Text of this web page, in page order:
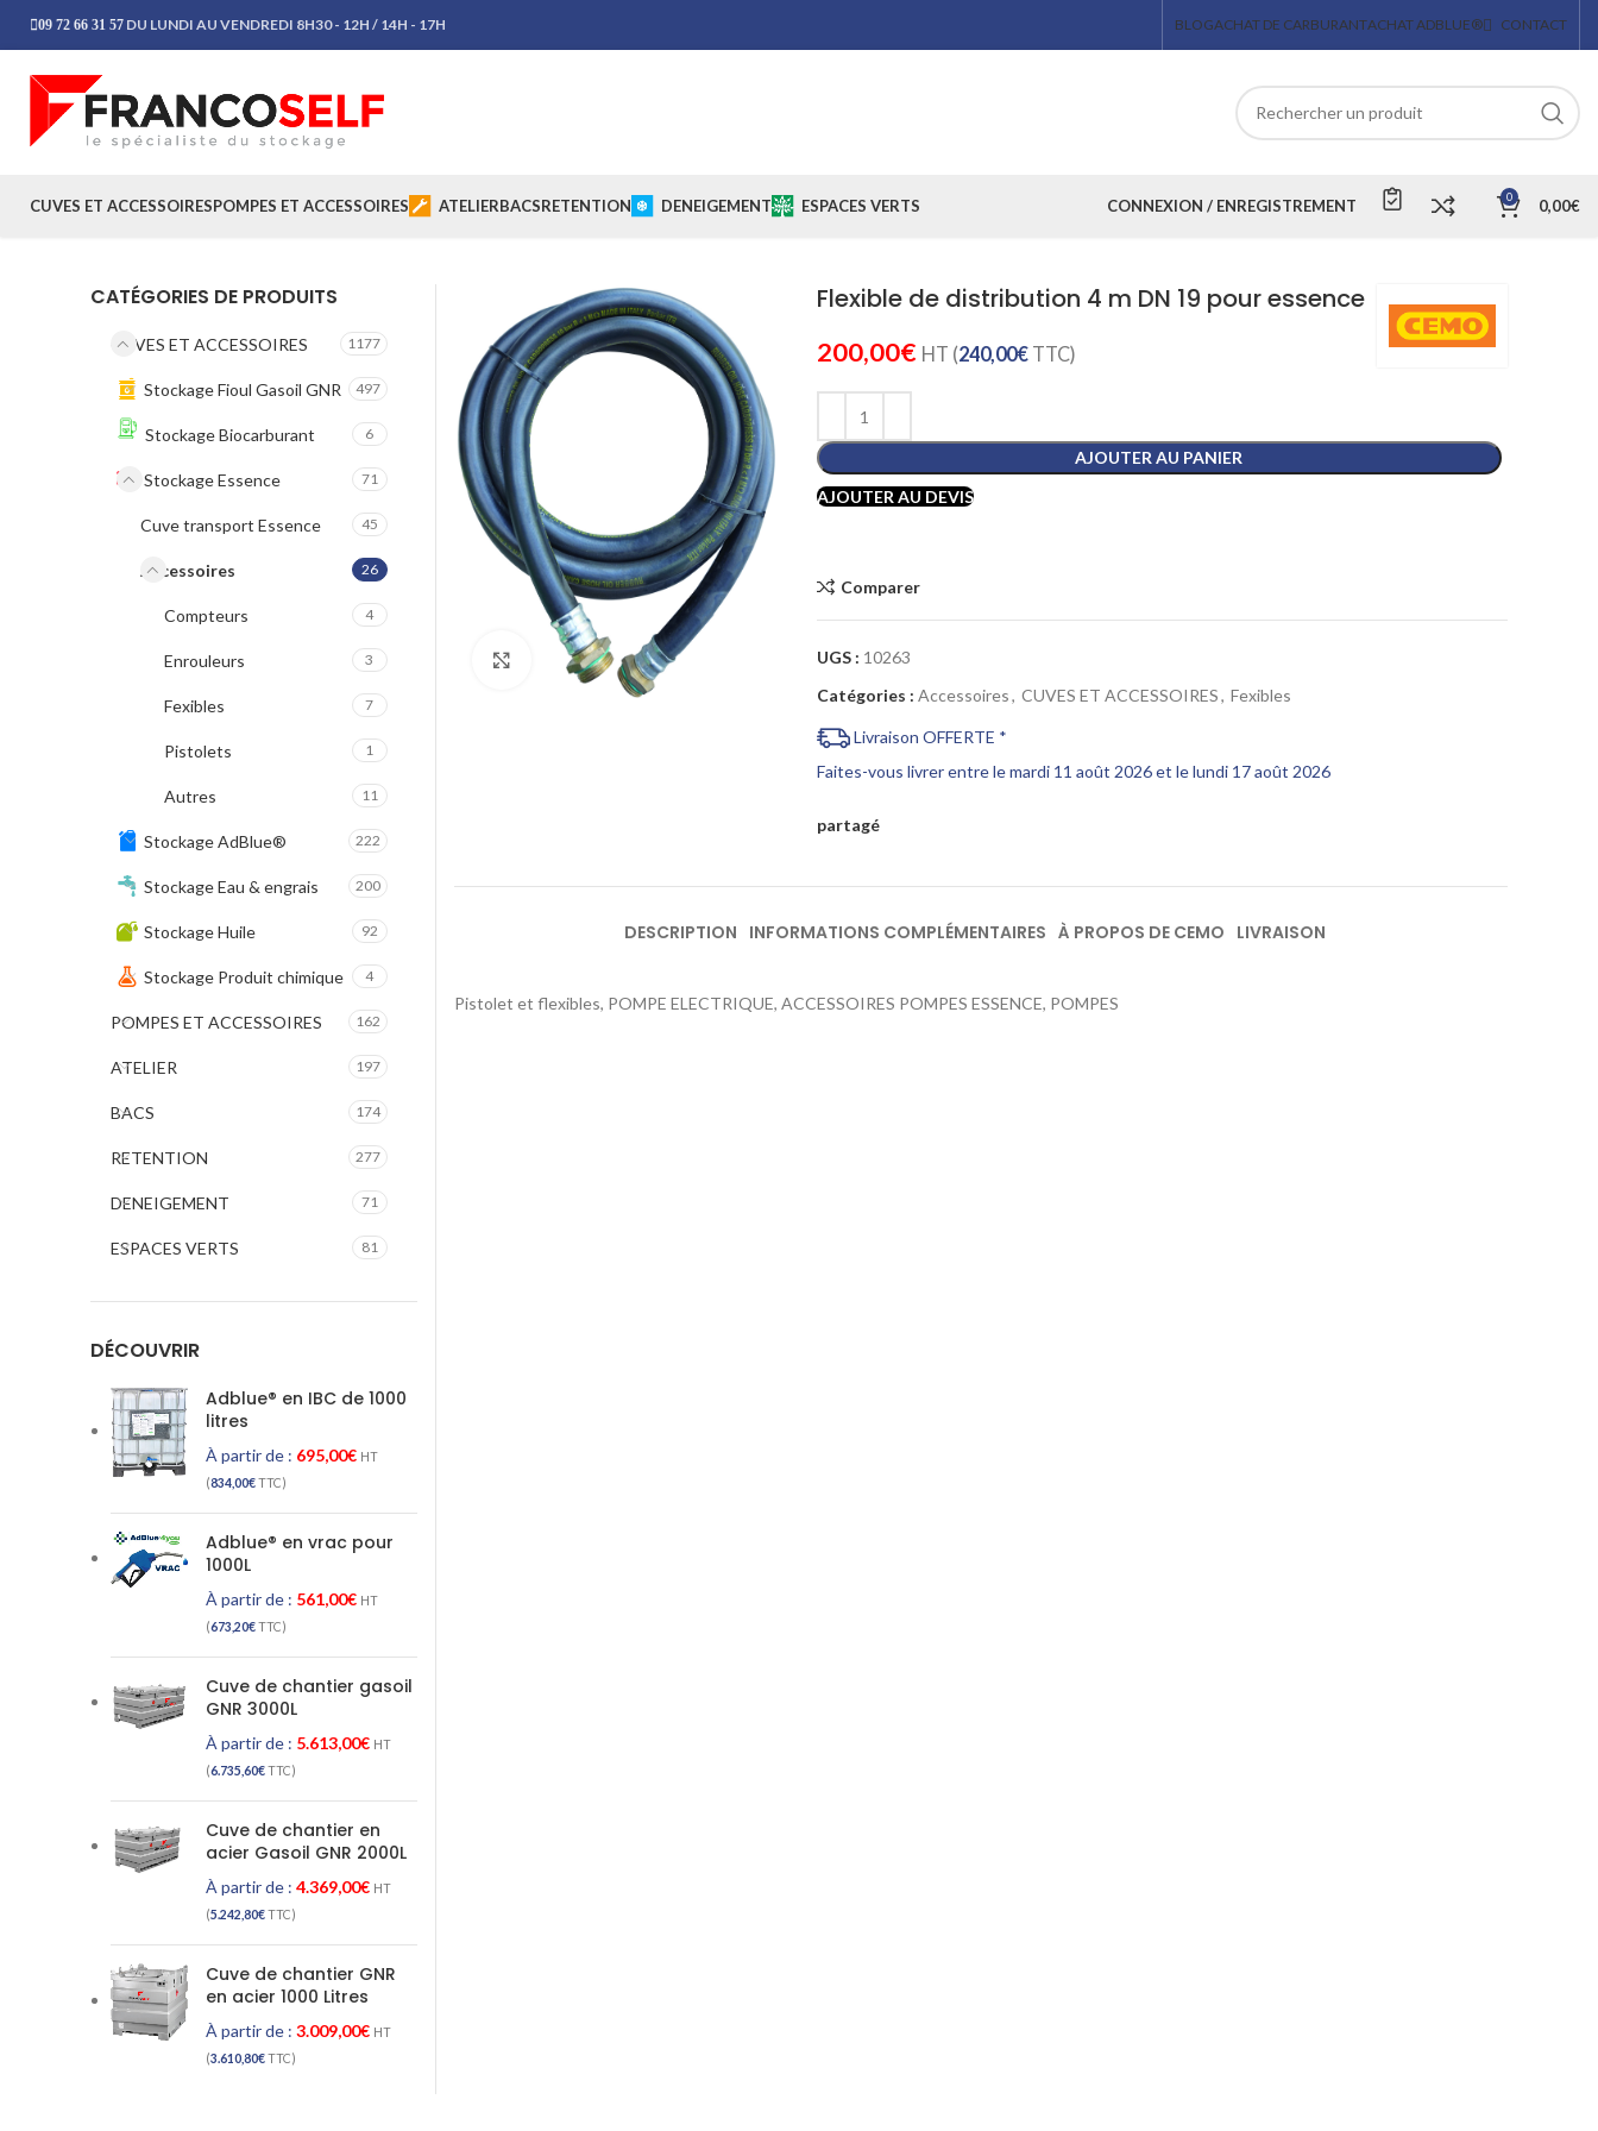
09 72 66 31 57 DU LUNDI AU VENDREDI 8H30 - 12H / 14H - 17H BLOGACHAT DE CARBURANTACHAT ADBLUE® CONTACT
CUVES ET ACCESSOIRESPOMPES ET ACCESSOIRES ATELIERBACSRETENTION DENEIGEMENT ESPACES VERTS CONNEXION / ENREGISTREMENT 0 0,00€
Cliquez pour agrandir
Flexible de distribution 4 m DN 19 pour essence
200,00€ HT (240,00€TTC)
AJOUTER AU PANIER
AJOUTER AU DEVIS
Comparer
UGS : 10263
Catégories : Accessoires, CUVES ET ACCESSOIRES, Fexibles
Livraison OFFERTE *
Faites-vous livrer entre le mardi 11 août 2026 et le lundi 17 août 2026
partagé
DESCRIPTION INFORMATIONS COMPLÉMENTAIRES À PROPOS DE CEMO LIVRAISON
Pistolet et flexibles, POMPE ELECTRIQUE, ACCESSOIRES POMPES ESSENCE, POMPES
CATÉGORIES DE PRODUITS
CUVES ET ACCESSOIRES 1177
Stockage Fioul Gasoil GNR 497
Stockage Biocarburant 6
Stockage Essence 71
Cuve transport Essence 45
Accessoires 26
Compteurs 4
Enrouleurs 3
Fexibles 7
Pistolets 1
Autres 11
Stockage AdBlue® 222
Stockage Eau & engrais 200
Stockage Huile 92
Stockage Produit chimique 4
POMPES ET ACCESSOIRES 162
ATELIER 197
BACS 174
RETENTION 277
DENEIGEMENT 71
ESPACES VERTS 81
DÉCOUVRIR
Adblue® en IBC de 1000
litres
À partir de : 695,00€ HT
(834,00€TTC)
Adblue® en vrac pour
1000L
À partir de : 561,00€ HT
(673,20€TTC)
Cuve de chantier gasoil
GNR 3000L
À partir de : 5.613,00€ HT
(6.735,60€TTC)
Cuve de chantier en
acier Gasoil GNR 2000L
À partir de : 4.369,00€ HT
(5.242,80€TTC)
Cuve de chantier GNR
en acier 1000 Litres
À partir de : 3.009,00€ HT
(3.610,80€TTC)